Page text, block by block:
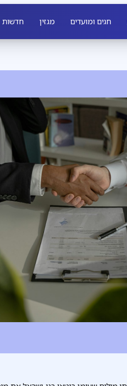
חגים ומועדים מגזין חדשות